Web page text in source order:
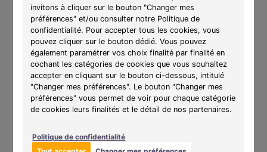
invitons à cliquer sur le bouton "Changer mes
préférences" et/ou consulter notre Politique de
confidentialité. Pour accepter tous les cookies, vous
pouvez cliquer sur le bouton dédié. Vous pouvez
également paramétrer vos choix finalité par finalité en
cochant les catégories de cookies que vous souhaitez
accepter en cliquant sur le bouton ci-dessous, intitulé
"Changer mes préférences". Le bouton "Changer mes
préférences" vous permet de voir pour chaque catégorie
de cookies leurs finalités et le détail de nos partenaires.
Politique de confidentialité
Appels de fonds travaux :
- 40% en 2019 : 145 871 €
- 30% en 2020 : 109 403 €
- 30% en 2021 : 109 403 €
Réduction d'impôts dès janvier 2020
Démarrage des travaux :2019
Livraison : 4èmetrimestre 2021